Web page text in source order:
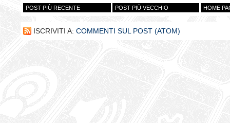
POST PIÙ RECENTE POST PIÙ VECCHIO HOME
ISCRIVITI A: COMMENTI SUL POST (ATOM)